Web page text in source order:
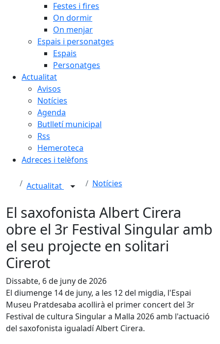
Festes i fires
On dormir
On menjar
Espais i personatges
Espais
Personatges
Actualitat
Avisos
Notícies
Agenda
Butlletí municipal
Rss
Hemeroteca
Adreces i telèfons
Actualitat Notícies
El saxofonista Albert Cirera
obre el 3r Festival Singular amb
el seu projecte en solitari
Cirerot
Dissabte, 6 de juny de 2026
El diumenge 14 de juny, a les 12 del migdia, l'Espai
Museu Pratdesaba acollirà el primer concert del 3r
Festival de cultura Singular a Malla 2026 amb l'actuació
del saxofonista igualadí Albert Cirera.